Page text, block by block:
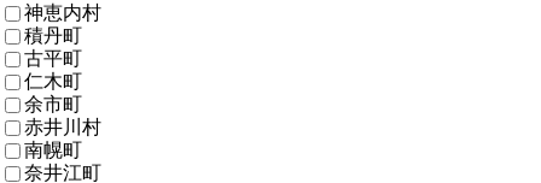
神恵内村
積丹町
古平町
仁木町
余市町
赤井川村
南幌町
奈井江町